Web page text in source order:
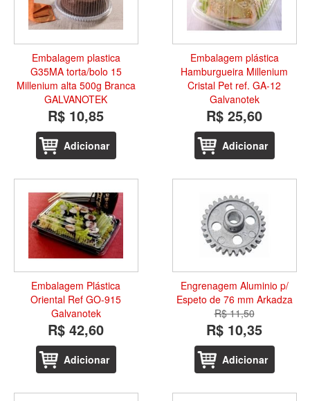
Embalagem plastica
G35MA torta/bolo 15
Millenium alta 500g Branca
GALVANOTEK
R$ 10,85
Adicionar
Embalagem plástica
Hamburgueira Millenium
Cristal Pet ref. GA-12
Galvanotek
R$ 25,60
Adicionar
Embalagem Plástica
Oriental Ref GO-915
Galvanotek
R$ 42,60
Adicionar
Engrenagem Aluminio p/
Espeto de 76 mm Arkadza
R$ 11,50
R$ 10,35
Adicionar